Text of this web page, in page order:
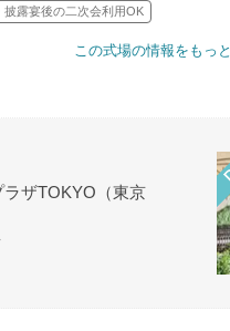
披露宴後の二次会利用OK
この式場の情報をもっ
ザTOKYO（東京